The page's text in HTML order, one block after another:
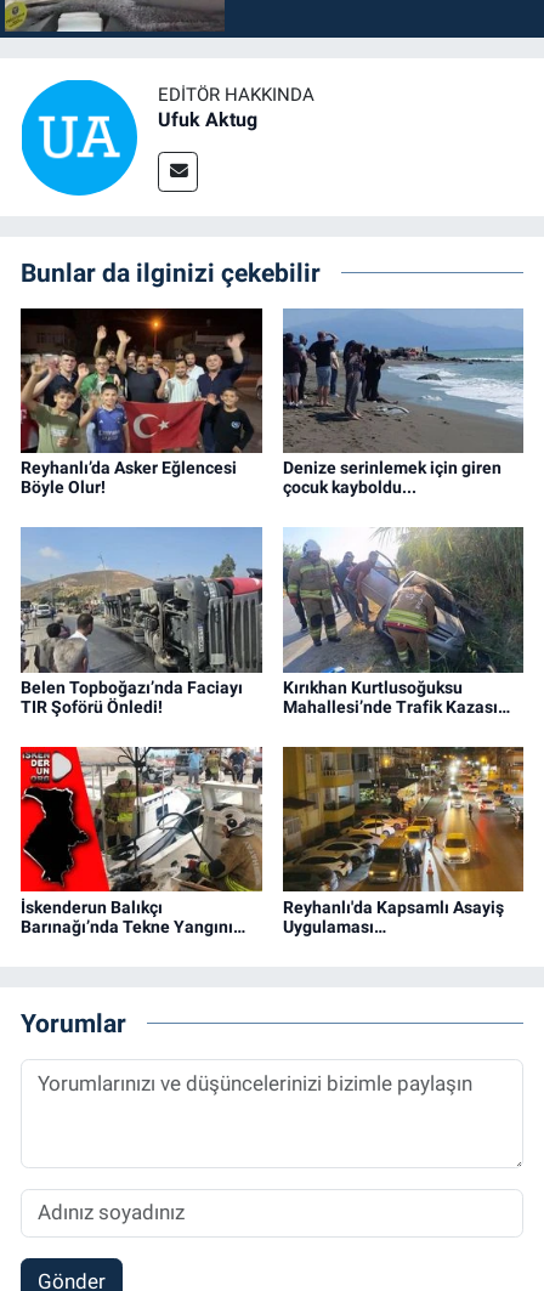
EDITÖR HAKKINDA
Ufuk Aktug
Bunlar da ilginizi çekebilir
Reyhanlı’da Asker Eğlencesi
Böyle Olur!
Denize serinlemek için giren
çocuk kayboldu...
Belen Topboğazı’nda Faciayı
TIR Şoförü Önledi!
Kırıkhan Kurtlusoğuksu
Mahallesi’nde Trafik Kazası…
İskenderun Balıkçı
Barınağı’nda Tekne Yangını…
Reyhanlı'da Kapsamlı Asayiş
Uygulaması…
Yorumlar
Gönder